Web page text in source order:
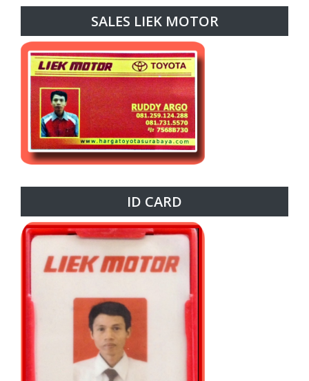
SALES LIEK MOTOR
ID CARD